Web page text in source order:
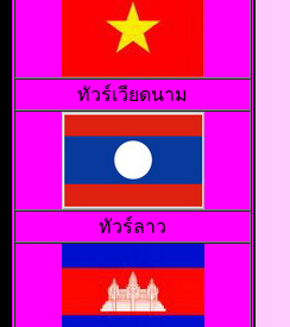
ทัวร์เวียดนาม
ทัวร์ลาว